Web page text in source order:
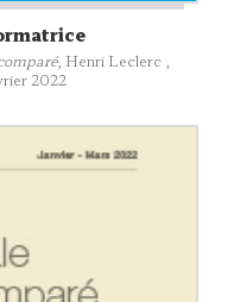
, Henri Leclerc ,
2022